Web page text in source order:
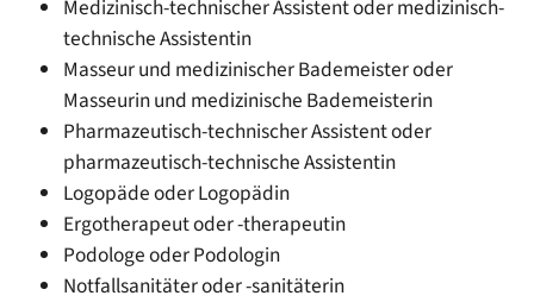
Medizinisch-technischer Assistent oder medizinisch-
technische Assistentin
Masseur und medizinischer Bademeister oder
Masseurin und medizinische Bademeisterin
Pharmazeutisch-technischer Assistent oder
pharmazeutisch-technische Assistentin
Logopäde oder Logopädin
Ergotherapeut oder -therapeutin
Podologe oder Podologin
Notfallsanitäter oder -sanitäterin